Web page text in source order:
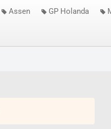
Assen GP Holanda